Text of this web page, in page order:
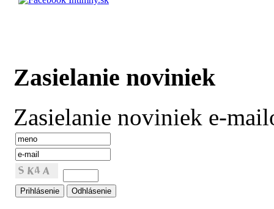
Zasielanie noviniek
Zasielanie noviniek e-